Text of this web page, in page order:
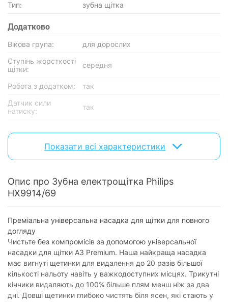
Тип: зубна щітка
Додатково
Вікова група:
для дорослих
Ступінь жорсткості
щітки:
середня
Робота з додатком:
так
Датчик сили
натиску:
так
Основнi характеристики
Технологія
чищення:
звукова пульсуюча
Режими:
Кількість
поступальних
рухів:
62 000 коливань за хвилину
Живлення
Живлення:
акумулятор
Час заряджання:
24 години
Показати всі характеристики
Опис про Зубна електрощітка Philips
HX9914/69
Преміальна універсальна насадка для щітки для повного
догляду
Чистьте без компромісів за допомогою універсальної
насадки для щітки A3 Premium. Наша найкраща насадка
має вигнуті щетинки для видалення до 20 разів більшої
кількості нальоту навіть у важкодоступних місцях. Трикутні
кінчики видаляють до 100% більше плям менш ніж за два
дні. Довші щетинки глибоко чистять біля ясен, які стають у